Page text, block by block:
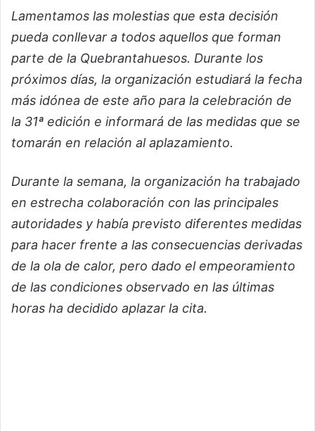
Lamentamos las molestias que esta decisión
pueda conllevar a todos aquellos que forman
parte de la Quebrantahuesos. Durante los
próximos días, la organización estudiará la fecha
más idónea de este año para la celebración de
la 31ª edición e informará de las medidas que se
tomarán en relación al aplazamiento.
Durante la semana, la organización ha trabajado
en estrecha colaboración con las principales
autoridades y había previsto diferentes medidas
para hacer frente a las consecuencias derivadas
de la ola de calor, pero dado el empeoramiento
de las condiciones observado en las últimas
horas ha decidido aplazar la cita.